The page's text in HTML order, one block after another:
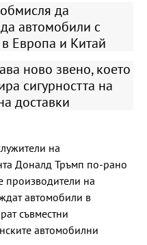
да
автомобили с
Европа и Китай
ново звено, което
сигурността на
доставки
на
Доналд Тръмп по-рано
производители на
автомобили в
съвместни
автомобилни